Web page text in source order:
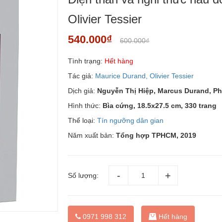
Olivier Tessier
540.000₫ 600.000₫
Tình trạng: Hết hàng
Tác giả: Maurice Durand, Olivier Tessier
Dịch giả: Nguyễn Thị Hiệp, Marcus Durand,
Hình thức: Bìa cứng, 18.5x27.5 cm, 330 trang
Thể loại:Tín ngưỡng dân gian
Năm xuất bản:Tổng hợp TPHCM, 2019
Số lượng:
0971 998 312 Hết hàng